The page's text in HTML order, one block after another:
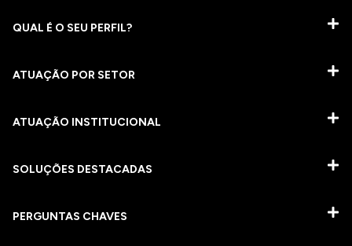
QUAL É O SEU PERFIL?
ATUAÇÃO POR SETOR
ATUAÇÃO INSTITUCIONAL
SOLUÇÕES DESTACADAS
PERGUNTAS CHAVES​